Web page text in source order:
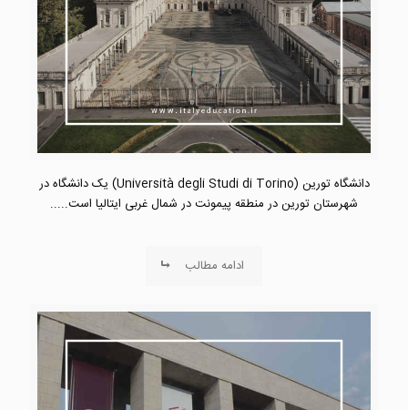
دانشگاه تورین (Università degli Studi di Torino) یک دانشگاه در
شهرستان تورین در منطقه پیمونت در شمال غربی ایتالیا است.....
ادامه مطالب